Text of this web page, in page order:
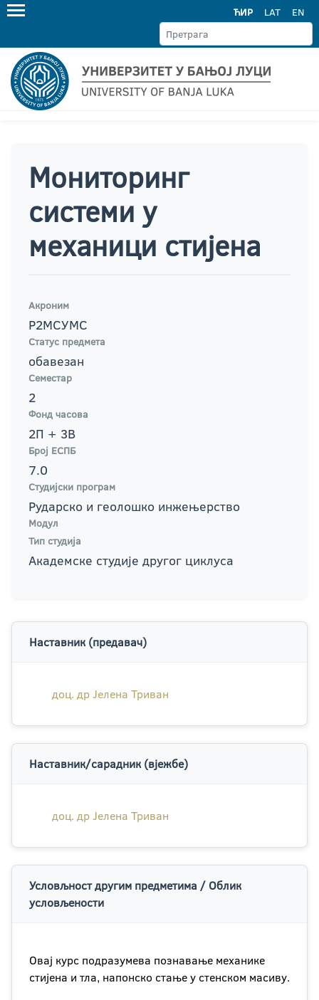
ЋИР LAT EN
Мониторинг
системи у
механици стијена
Акроним
Р2МСУМС
Статус предмета
обавезан
Семестар
2
Фонд часова
2П + 3В
Број ЕСПБ
7.0
Студијски програм
Рударско и геолошко инжењерство
Модул
Тип студија
Академске студије другог циклуса
Наставник (предавач)
доц. др Јелена Триван
Наставник/сарадник (вјежбе)
доц. др Јелена Триван
Условљност другим предметима / Облик
условљености
Овај курс подразумева познавање механике
стијена и тла, напонско стање у стенском масиву.